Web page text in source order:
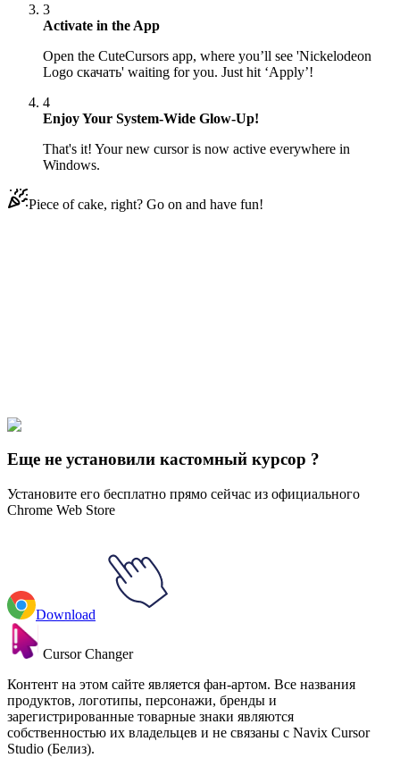
3
Activate in the App
Open the CuteCursors app, where you’ll see 'Nickelodeon
Logo скачать' waiting for you. Just hit ‘Apply’!
4
Enjoy Your System-Wide Glow-Up!
That's it! Your new cursor is now active everywhere in
Windows.
Piece of cake, right? Go on and have fun!
Brands & Logos
Еще не установили кастомный курсор ?
Установите его бесплатно прямо сейчас из официального
Chrome Web Store
Download
Cursor Changer
Контент на этом сайте является фан-артом. Все названия
продуктов, логотипы, персонажи, бренды и
зарегистрированные товарные знаки являются
собственностью их владельцев и не связаны с Navix Cursor
Studio (Белиз).